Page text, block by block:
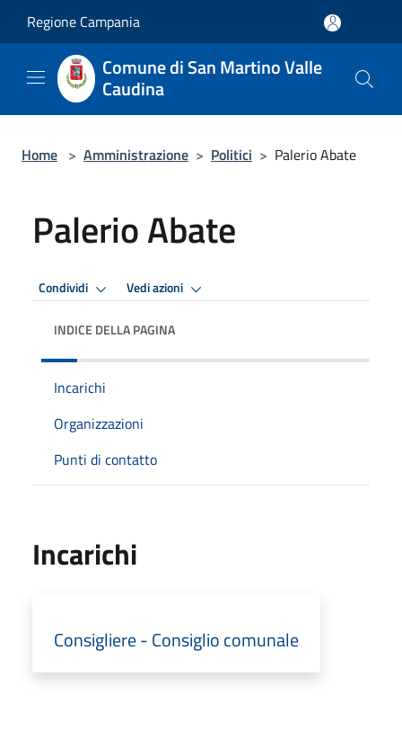
Regione Campania
Comune di San Martino Valle
Caudina
Home > Amministrazione > Politici > Palerio Abate
Palerio Abate
Condividi Vedi azioni
INDICE DELLA PAGINA
Incarichi
Organizzazioni
Punti di contatto
Incarichi
Consigliere - Consiglio comunale